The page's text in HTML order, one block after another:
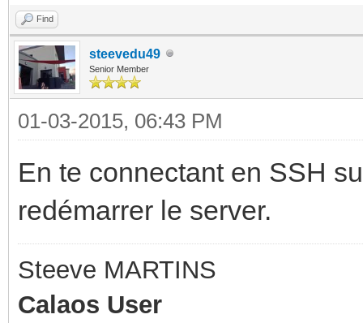
Find
steevedu49
Senior Member
01-03-2015, 06:43 PM
En te connectant en SSH
redémarrer le server.
Steeve MARTINS
Calaos User